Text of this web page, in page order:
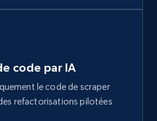
code par IA
le code de scraper
refactorisations pilotées